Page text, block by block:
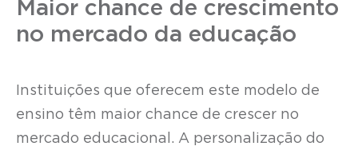
Maior chance de crescimento
no mercado da educação
Instituições que oferecem este modelo de
ensino têm maior chance de crescer no
mercado educacional. A personalização do